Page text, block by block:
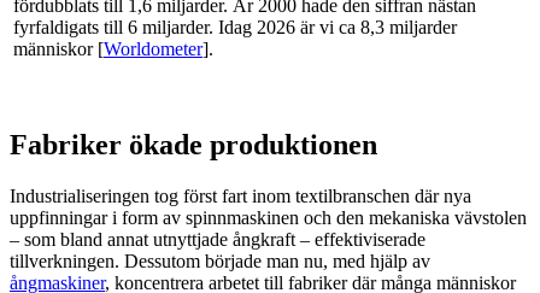
fördubblats till 1,6 miljarder. År 2000 hade den siffran nästan
fyrfaldigats till 6 miljarder. Idag 2026 är vi ca 8,3 miljarder
människor [Worldometer].
Fabriker ökade produktionen
Industrialiseringen tog först fart inom textilbranschen där nya
uppfinningar i form av spinnmaskinen och den mekaniska vävstolen
– som bland annat utnyttjade ångkraft – effektiviserade
tillverkningen. Dessutom började man nu, med hjälp av
ångmaskiner, koncentrera arbetet till fabriker där många människor